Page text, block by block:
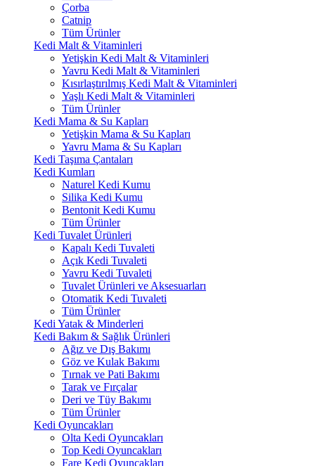
Çorba
Catnip
Tüm Ürünler
Kedi Malt & Vitaminleri
Yetişkin Kedi Malt & Vitaminleri
Yavru Kedi Malt & Vitaminleri
Kısırlaştırılmış Kedi Malt & Vitaminleri
Yaşlı Kedi Malt & Vitaminleri
Tüm Ürünler
Kedi Mama & Su Kapları
Yetişkin Mama & Su Kapları
Yavru Mama & Su Kapları
Kedi Taşıma Çantaları
Kedi Kumları
Naturel Kedi Kumu
Silika Kedi Kumu
Bentonit Kedi Kumu
Tüm Ürünler
Kedi Tuvalet Ürünleri
Kapalı Kedi Tuvaleti
Açık Kedi Tuvaleti
Yavru Kedi Tuvaleti
Tuvalet Ürünleri ve Aksesuarları
Otomatik Kedi Tuvaleti
Tüm Ürünler
Kedi Yatak & Minderleri
Kedi Bakım & Sağlık Ürünleri
Ağız ve Dış Bakımı
Göz ve Kulak Bakımı
Tırnak ve Pati Bakımı
Tarak ve Fırçalar
Deri ve Tüy Bakımı
Tüm Ürünler
Kedi Oyuncakları
Olta Kedi Oyuncakları
Top Kedi Oyuncakları
Fare Kedi Oyuncakları